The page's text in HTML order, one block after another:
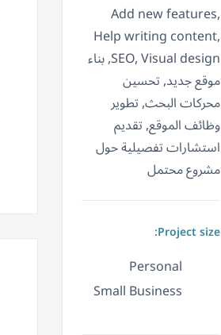
Add new features,
Help writing content,
SEO, Visual design, بناء
موقع جديد, تحسين
محركات البحث, تطوير
وظائف الموقع, تقديم
استشارات تفصيلية حول
مشروع محتمل
Project size:
Personal
Small Business